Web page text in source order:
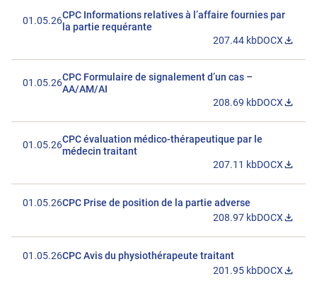
01.05.26CPC Informations relatives à l’affaire fournies par
la partie requérante
207.44 kb
Télécharger
DOCX
01.05.26CPC Formulaire de signalement d’un cas –
AA/AM/AI
208.69 kb
Télécharger
DOCX
01.05.26CPC évaluation médico-thérapeutique par le
médecin traitant
207.11 kb
Télécharger
DOCX
01.05.26CPC Prise de position de la partie adverse
208.97 kb
Télécharger
DOCX
01.05.26CPC Avis du physiothérapeute traitant
201.95 kb
Télécharger
DOCX